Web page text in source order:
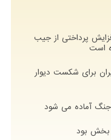
پرداختی از جیب
است
برای شکست دیوار
جنگ آماده می شود
بخش بود